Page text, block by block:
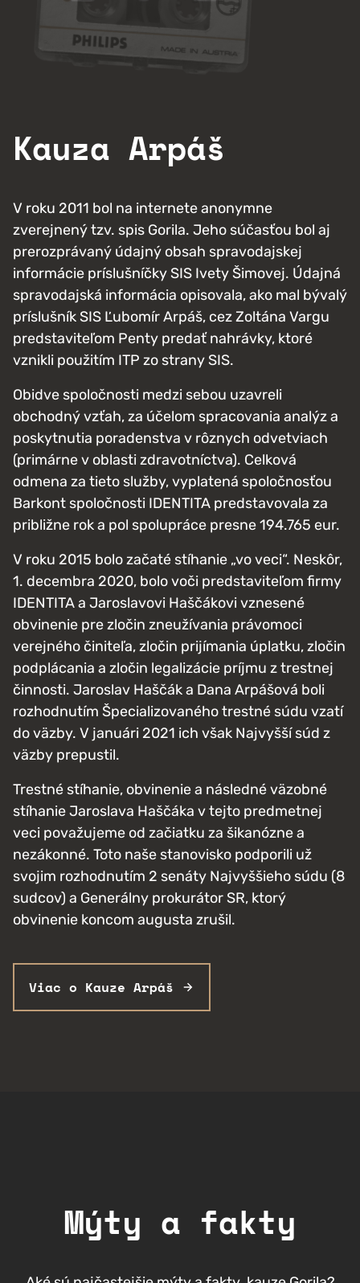
Kauza Arpáš
V roku 2011 bol na internete anonymne
zverejnený tzv. spis Gorila. Jeho súčasťou bol aj
prerozprávaný údajný obsah spravodajskej
informácie príslušníčky SIS Ivety Šimovej. Údajná
spravodajská informácia opisovala, ako mal bývalý
príslušník SIS Ľubomír Arpáš, cez Zoltána Vargu
predstaviteľom Penty predať nahrávky, ktoré
vznikli použitím ITP zo strany SIS.
Obidve spoločnosti medzi sebou uzavreli
obchodný vzťah, za účelom spracovania analýz a
poskytnutia poradenstva v rôznych odvetviach
(primárne v oblasti zdravotníctva). Celková
odmena za tieto služby, vyplatená spoločnosťou
Barkont spoločnosti IDENTITA predstavovala za
približne rok a pol spolupráce presne 194.765 eur.
V roku 2015 bolo začaté stíhanie „vo veci“. Neskôr,
1. decembra 2020, bolo voči predstaviteľom firmy
IDENTITA a Jaroslavovi Haščákovi vznesené
obvinenie pre zločin zneužívania právomoci
verejného činiteľa, zločin prijímania úplatku, zločin
podplácania a zločin legalizácie príjmu z trestnej
činnosti. Jaroslav Haščák a Dana Arpášová boli
rozhodnutím Špecializovaného trestné súdu vzatí
do väzby. V januári 2021 ich však Najvyšší súd z
väzby prepustil.
Trestné stíhanie, obvinenie a následné väzobné
stíhanie Jaroslava Haščáka v tejto predmetnej
veci považujeme od začiatku za šikanózne a
nezákonné. Toto naše stanovisko podporili už
svojim rozhodnutím 2 senáty Najvyššieho súdu (8
sudcov) a Generálny prokurátor SR, ktorý
obvinenie koncom augusta zrušil.
Viac o Kauze Arpáš
Mýty a fakty